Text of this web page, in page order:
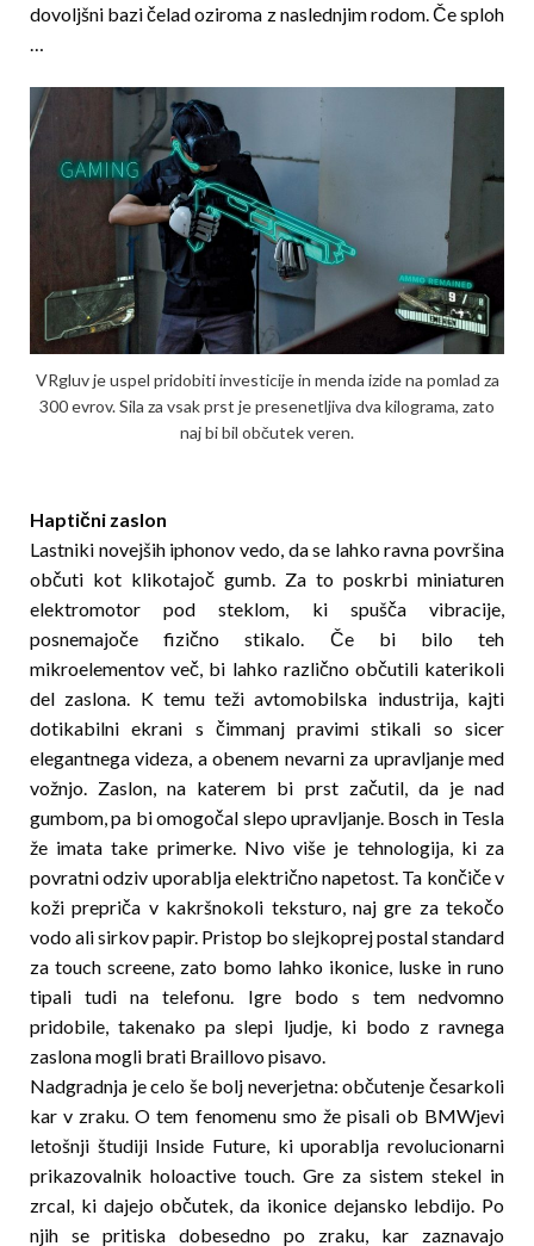
dovoljšni bazi čelad oziroma z naslednjim rodom. Če sploh
…
VRgluv je uspel pridobiti investicije in menda izide na pomlad za
300 evrov. Sila za vsak prst je presenetljiva dva kilograma, zato
naj bi bil občutek veren.
Haptični zaslon
Lastniki novejših iphonov vedo, da se lahko ravna površina
občuti kot klikotajoč gumb. Za to poskrbi miniaturen
elektromotor pod steklom, ki spušča vibracije,
posnemajoče fizično stikalo. Če bi bilo teh
mikroelementov več, bi lahko različno občutili katerikoli
del zaslona. K temu teži avtomobilska industrija, kajti
dotikabilni ekrani s čimmanj pravimi stikali so sicer
elegantnega videza, a obenem nevarni za upravljanje med
vožnjo. Zaslon, na katerem bi prst začutil, da je nad
gumbom, pa bi omogočal slepo upravljanje. Bosch in Tesla
že imata take primerke. Nivo više je tehnologija, ki za
povratni odziv uporablja električno napetost. Ta končiče v
koži prepriča v kakršnokoli teksturo, naj gre za tekočo
vodo ali sirkov papir. Pristop bo slejkoprej postal standard
za touch screene, zato bomo lahko ikonice, luske in runo
tipali tudi na telefonu. Igre bodo s tem nedvomno
pridobile, takenako pa slepi ljudje, ki bodo z ravnega
zaslona mogli brati Braillovo pisavo.
Nadgradnja je celo še bolj neverjetna: občutenje česarkoli
kar v zraku. O tem fenomenu smo že pisali ob BMWjevi
letošnji študiji Inside Future, ki uporablja revolucionarni
prikazovalnik holoactive touch. Gre za sistem stekel in
zrcal, ki dajejo občutek, da ikonice dejansko lebdijo. Po
njih se pritiska dobesedno po zraku, kar zaznavajo